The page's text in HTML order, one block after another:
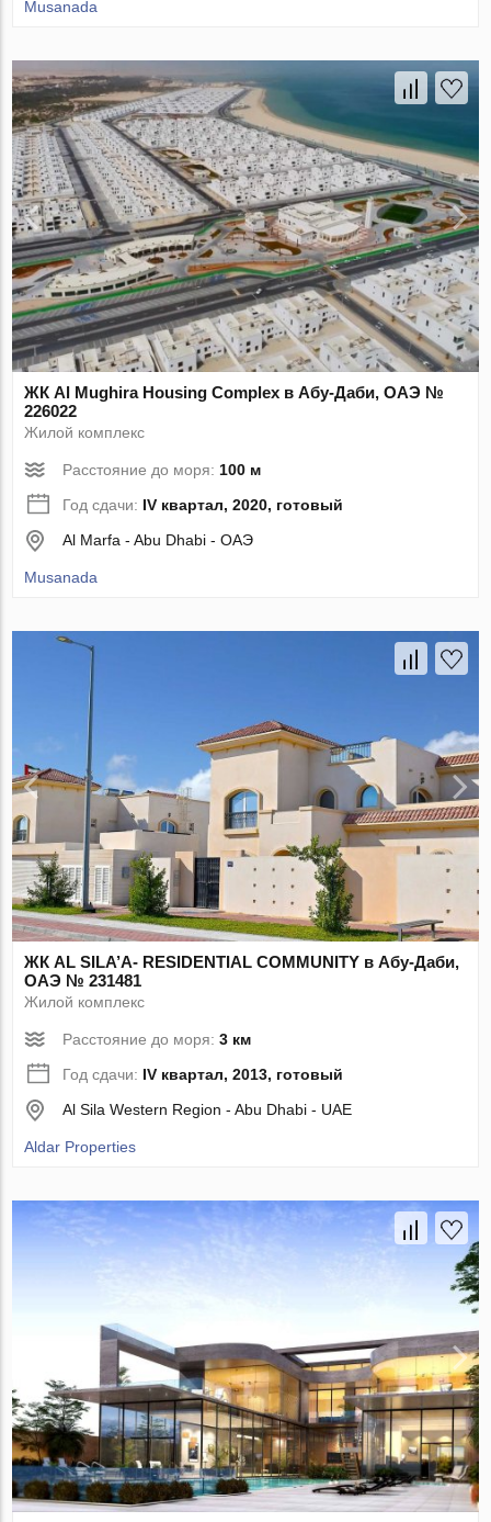
Musanada
ЖК Al Mughira Housing Complex в Абу-Даби, ОАЭ №
226022
Жилой комплекс
Расстояние до моря: 100 м
Год сдачи: IV квартал, 2020, готовый
Al Marfa - Abu Dhabi - ОАЭ
Musanada
ЖК AL SILA’A- RESIDENTIAL COMMUNITY в Абу-Даби,
ОАЭ № 231481
Жилой комплекс
Расстояние до моря:3 км
Год сдачи: IV квартал, 2013, готовый
Al Sila Western Region - Abu Dhabi - UAE
Aldar Properties